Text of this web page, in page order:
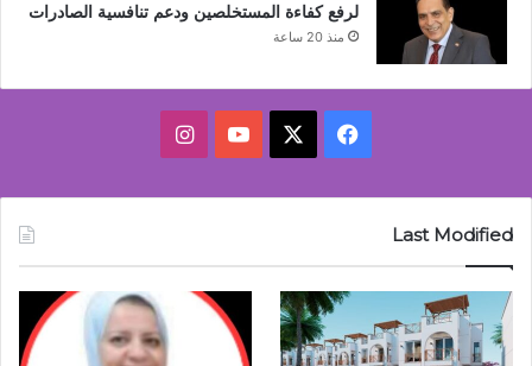
لرفع كفاءة المستخلصين ودعم تنافسية الصادرات
منذ 20 ساعة
فيسبوك ‫YouTubeانستقرام
Last Modified